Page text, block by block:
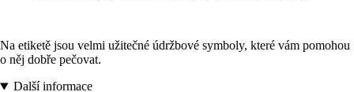
Na etiketě jsou velmi užitečné údržbové symboly, které vám pomohou
o něj dobře pečovat.
Další informace